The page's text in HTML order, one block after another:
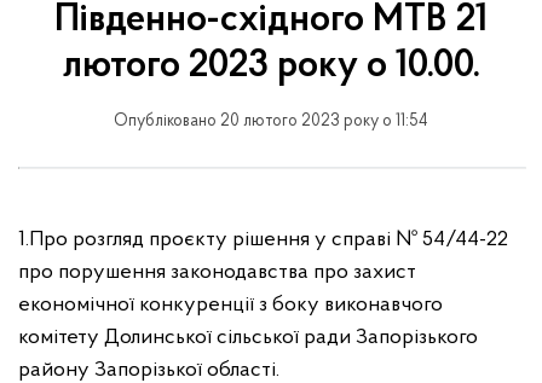
Південно-східного МТВ 21
лютого 2023 року о 10.00.
Опубліковано 20 лютого 2023 року о 11:54
1.Про розгляд проєкту рішення у справі № 54/44-22
про порушення законодавства про захист
економічної конкуренції з боку виконавчого
комітету Долинської сільської ради Запорізького
району Запорізької області.